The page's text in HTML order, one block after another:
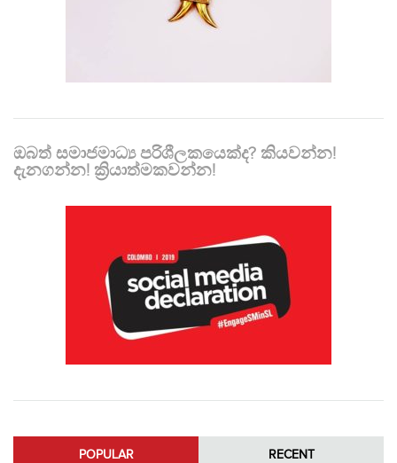
ඔබත් සමාජමාධ්‍ය පරිශීලකයෙක්ද? කියවන්න!
දැනගන්න! ක්‍රියාත්මකවන්න!
POPULAR RECENT